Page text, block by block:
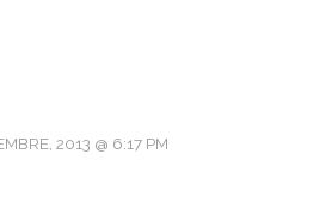
2013 @ 6:17 PM